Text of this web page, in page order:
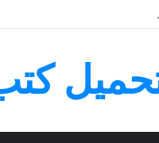
– قصة رائعة مليئة